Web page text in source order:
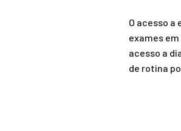
O acesso
exames
acesso a
de rotina